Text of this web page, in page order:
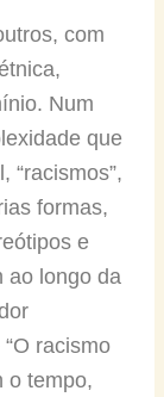
com
Num
que
“racismos”,
formas,
e
ao longo da
racismo
o tempo,